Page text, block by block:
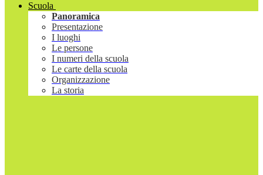
Scuola
Panoramica
Presentazione
I luoghi
Le persone
I numeri della scuola
Le carte della scuola
Organizzazione
La storia